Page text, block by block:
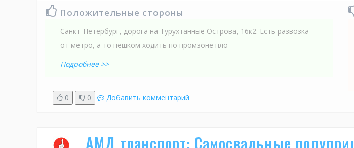
Положительные стороны
Санкт-Петербург, дорога на Турухтанные Острова, 16к2. Есть развозка
от метро, а то пешком ходить по промзоне пло
Подробнее >>
0
0 Добавить комментарий
АМД транспорт: Самосвальные